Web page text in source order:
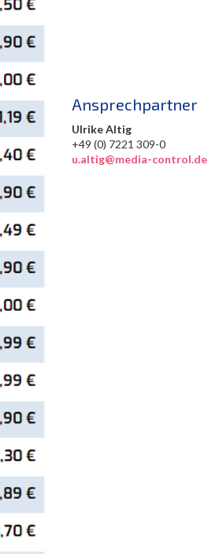
Ansprechpartner
Ulrike Altig
+49 (0) 7221 309-0
u.altig@media-control.de